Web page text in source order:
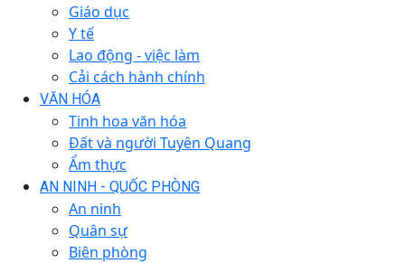
Giáo dục
Y tế
Lao động - việc làm
Cải cách hành chính
VĂN HÓA
Tinh hoa văn hóa
Đất và người Tuyên Quang
Ẩm thực
AN NINH - QUỐC PHÒNG
An ninh
Quân sự
Biên phòng